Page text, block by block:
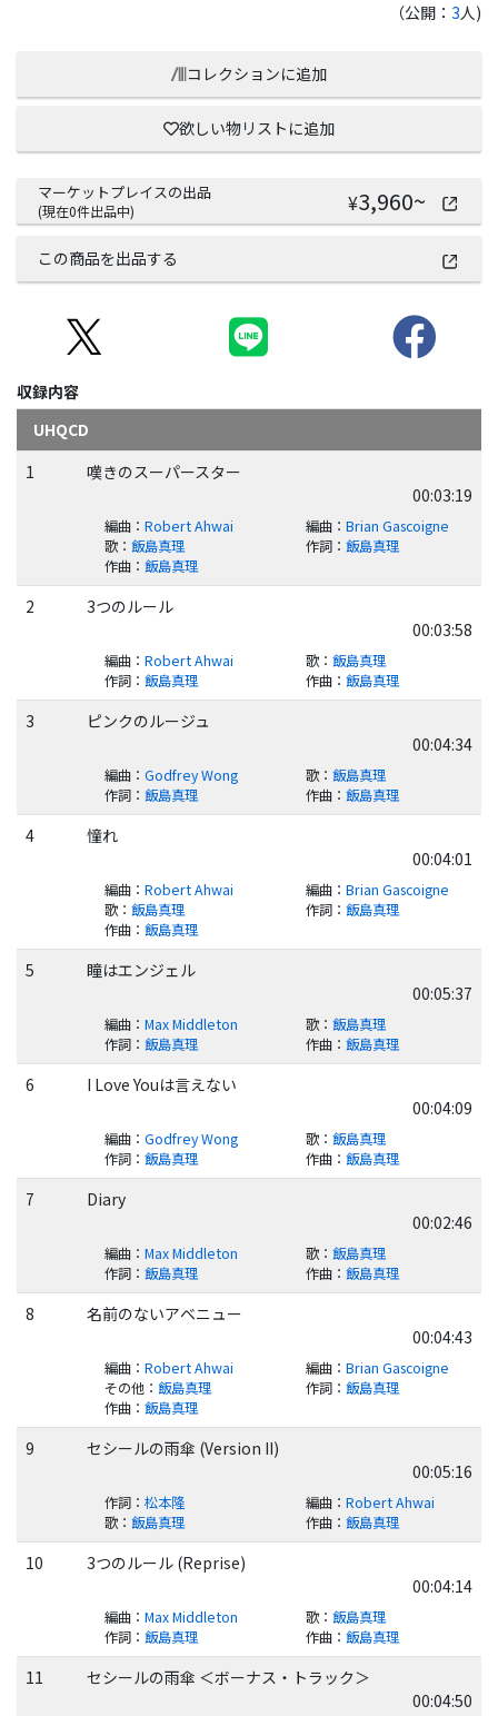
（公開： 3人)
コレクションに追加
欲しい物リストに追加
マーケットプレイスの出品
(現在0件出品中) ¥3,960~
この商品を出品する
収録内容
UHQCD
1
嘆きのスーパースター
00:03:19
編曲： Robert Ahwai 編曲： Brian Gascoigne
歌： 飯島真理 作詞： 飯島真理
作曲： 飯島真理
2
3つのルール
00:03:58
編曲： Robert Ahwai 歌： 飯島真理
作詞： 飯島真理 作曲： 飯島真理
3
ピンクのルージュ
00:04:34
編曲： Godfrey Wong 歌： 飯島真理
作詞： 飯島真理 作曲： 飯島真理
4
憧れ
00:04:01
編曲： Robert Ahwai 編曲： Brian Gascoigne
歌： 飯島真理 作詞： 飯島真理
作曲： 飯島真理
5
瞳はエンジェル
00:05:37
編曲： Max Middleton 歌： 飯島真理
作詞： 飯島真理 作曲： 飯島真理
6
I Love Youは言えない
00:04:09
編曲： Godfrey Wong 歌： 飯島真理
作詞： 飯島真理 作曲： 飯島真理
7
Diary
00:02:46
編曲： Max Middleton 歌： 飯島真理
作詞： 飯島真理 作曲： 飯島真理
8
名前のないアベニュー
00:04:43
編曲： Robert Ahwai 編曲： Brian Gascoigne
その他： 飯島真理 作詞： 飯島真理
作曲： 飯島真理
9
セシールの雨傘 (Version II)
00:05:16
作詞： 松本隆 編曲： Robert Ahwai
歌： 飯島真理 作曲： 飯島真理
10
3つのルール (Reprise)
00:04:14
編曲： Max Middleton 歌： 飯島真理
作詞： 飯島真理 作曲： 飯島真理
11
セシールの雨傘 ＜ボーナス・トラック＞
00:04:50